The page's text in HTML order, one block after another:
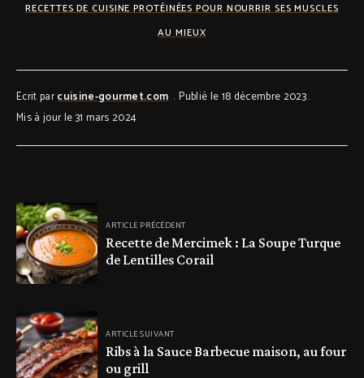
RECETTES DE CUISINE PROTÉINÉES POUR NOURRIR SES MUSCLES
AU MIEUX
Ecrit parcuisine-gourmet.com
Publié le 18 décembre 2023
Mis à jour le 31 mars 2024
ARTICLE PRÉCÉDENT
Recette de Mercimek : La Soupe Turque
de Lentilles Corail
ARTICLE SUIVANT
Ribs à la Sauce Barbecue maison, au four
ou grill